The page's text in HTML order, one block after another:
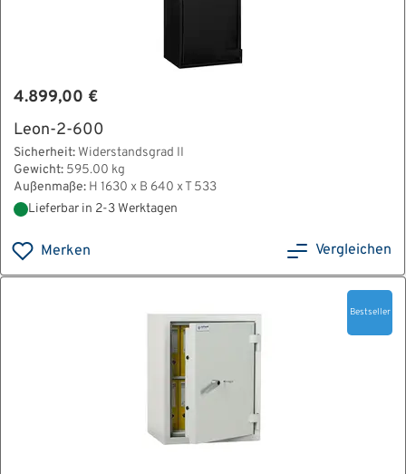
4.899,00 €
Leon-2-600
Sicherheit: Widerstandsgrad II
Gewicht: 595.00 kg
Außenmaße: H 1630 x B 640 x T 533
Lieferbar in 2-3 Werktagen
Merken Vergleichen
Bestseller